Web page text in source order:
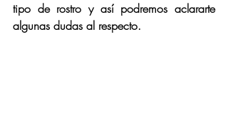
tipo de rostro y así podremos aclararte
algunas dudas al respecto.